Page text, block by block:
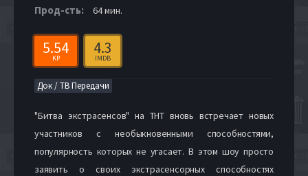
Прод-сть: 64 мин.
5.54
KP
4.3
IMDB
Док / ТВ Передачи
"Битва экстрасенсов" на ТНТ вновь встречает новых
участников с необыкновенными способностями,
популярность которых не угасает. В этом шоу просто
заявить о своих экстрасенсорных способностях